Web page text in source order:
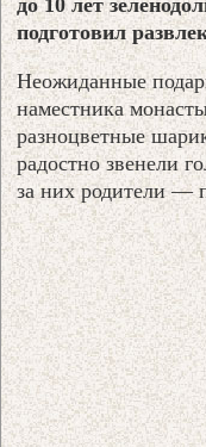
подготовил
Неожиданные
наместника
разноцветные
радостно звенели
за них родители —